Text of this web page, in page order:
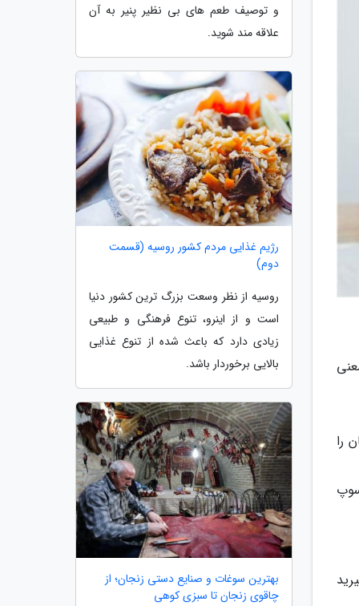
را
و توصیف طعم های بی نظیر پنیر به آن
علاقه مند شوید.
رژیم غذایی مردم کشور روسیه (قسمت
دوم)
روسیه از نظر وسعت بزرگ ترین کشور دنیا
است و از اینرو، تنوع فرهنگی و طبیعی
زیادی دارد که باعث شده از تنوع غذایی
بالایی برخوردار باشد.
بهترین سوغات و صنایع دستی زنجان؛ از
چاقوی زنجان تا سبزی کوهی